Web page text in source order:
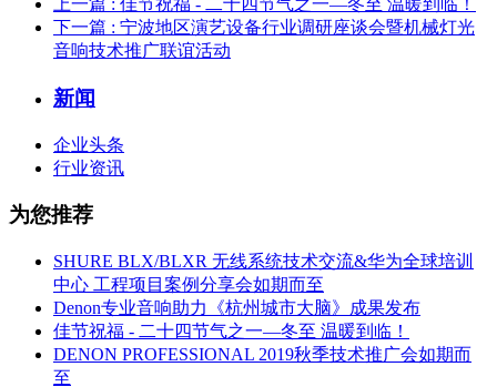
上一篇 : 佳节祝福 - 二十四节气之一—冬至 温暖到临！
下一篇 : 宁波地区演艺设备行业调研座谈会暨机械灯光
音响技术推广联谊活动
新闻
企业头条
行业资讯
为您推荐
SHURE BLX/BLXR 无线系统技术交流&华为全球培训
中心 工程项目案例分享会如期而至
Denon专业音响助力《杭州城市大脑》成果发布
佳节祝福 - 二十四节气之一—冬至 温暖到临！
DENON PROFESSIONAL 2019秋季技术推广会如期而
至